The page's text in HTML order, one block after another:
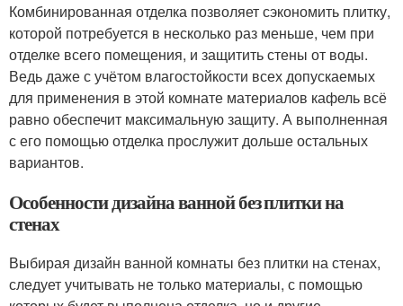
Комбинированная отделка позволяет сэкономить плитку,
которой потребуется в несколько раз меньше, чем при
отделке всего помещения, и защитить стены от воды.
Ведь даже с учётом влагостойкости всех допускаемых
для применения в этой комнате материалов кафель всё
равно обеспечит максимальную защиту. А выполненная
с его помощью отделка прослужит дольше остальных
вариантов.
Особенности дизайна ванной без плитки на
стенах
Выбирая дизайн ванной комнаты без плитки на стенах,
следует учитывать не только материалы, с помощью